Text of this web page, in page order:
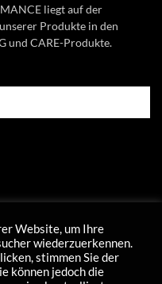
liegt auf der
Produkte in den
und CARE-Produkte.
Website, um Ihre
wiederzuerkennen.
stimmen Sie der
können jedoch die